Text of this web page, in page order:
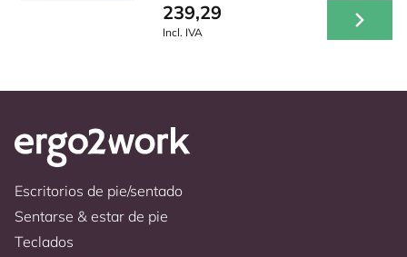
239,29
Incl. IVA
Escritorios de pie/sentado
Sentarse & estar de pie
Teclados